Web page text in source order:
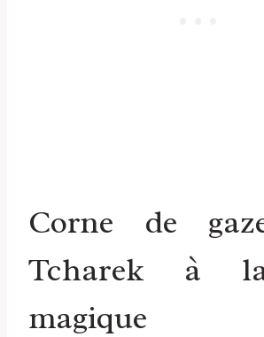
Corne de
Tcharek à
magique